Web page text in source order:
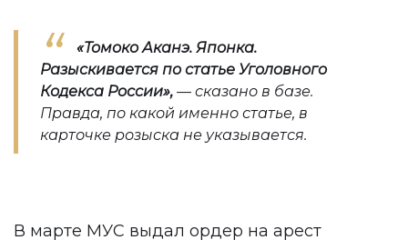
«Томоко Аканэ. Японка.
Разыскивается по статье Уголовного
Кодекса России», — сказано в базе.
Правда, по какой именно статье, в
карточке розыска не указывается.
В марте МУС выдал ордер на арест